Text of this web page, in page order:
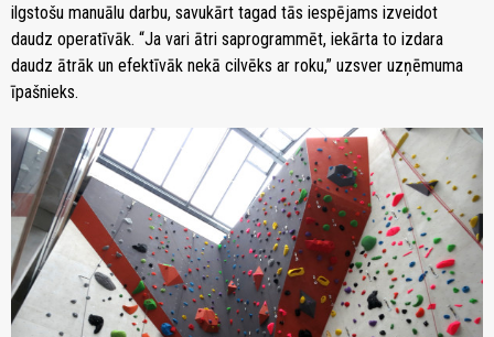
ilgstošu manuālu darbu, savukārt tagad tās iespējams izveidot
daudz operatīvāk. “Ja vari ātri saprogrammēt, iekārta to izdara
daudz ātrāk un efektīvāk nekā cilvēks ar roku,” uzsver uzņēmuma
īpašnieks.